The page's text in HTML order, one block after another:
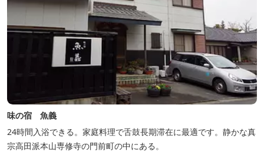
味の宿 魚義
24時間入浴できる。家庭料理で舌鼓長期滞在に最適です。静かな真
宗高田派本山専修寺の門前町の中にある。